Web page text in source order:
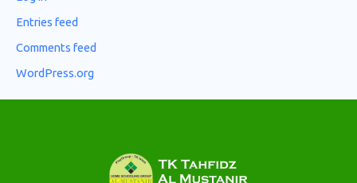
Entries feed
Comments feed
WordPress.org